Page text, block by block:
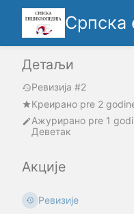
Српска
Детаљи
Ревизија #2
Креирано pre 2
Ажурирано pre 1
Деветак
Акције
Ревизије